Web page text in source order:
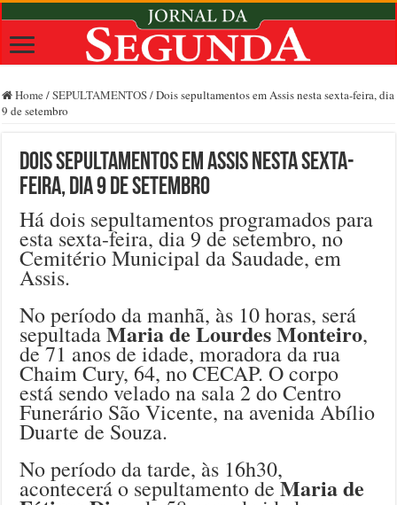
Home /SEPULTAMENTOS/Dois sepultamentos em Assis nesta sexta-feira, dia
9 de setembro
Dois sepultamentos em Assis nesta sexta-
feira, dia 9 de setembro
Há dois sepultamentos programados para
esta sexta-feira, dia 9 de setembro, no
Cemitério Municipal da Saudade, em
Assis.
No período da manhã, às 10 horas, será
sepultadaMaria de Lourdes Monteiro,
de 71 anos de idade, moradora da rua
Chaim Cury, 64, no CECAP. O corpo
está sendo velado na sala 2 do Centro
Funerário São Vicente, na avenida Abílio
Duarte de Souza.
No período da tarde, às 16h30,
acontecerá o sepultamento deMaria de